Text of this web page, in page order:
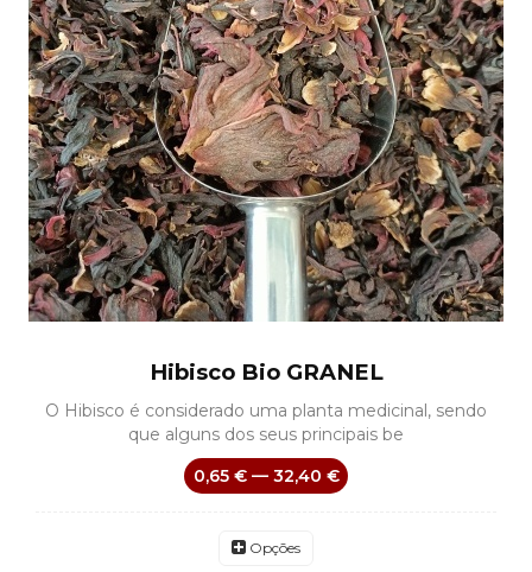
Hibisco Bio GRANEL
O Hibisco é considerado uma planta medicinal, sendo
que alguns dos seus principais be
0,65 € — 32,40 €
Opções